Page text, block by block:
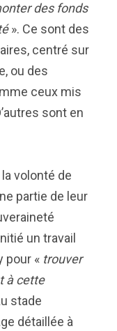
des fonds
». Ce sont des
centré sur
ou des
ceux mis
sont en
volonté de
partie de leur
un travail
pour « trouver
à cette
stade
détaillée à